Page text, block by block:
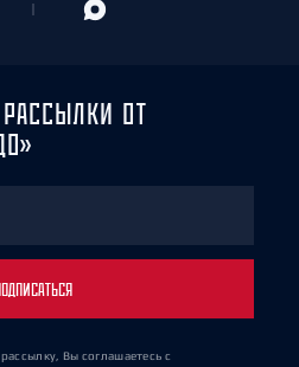
ОТ
Вы соглашаетесь с